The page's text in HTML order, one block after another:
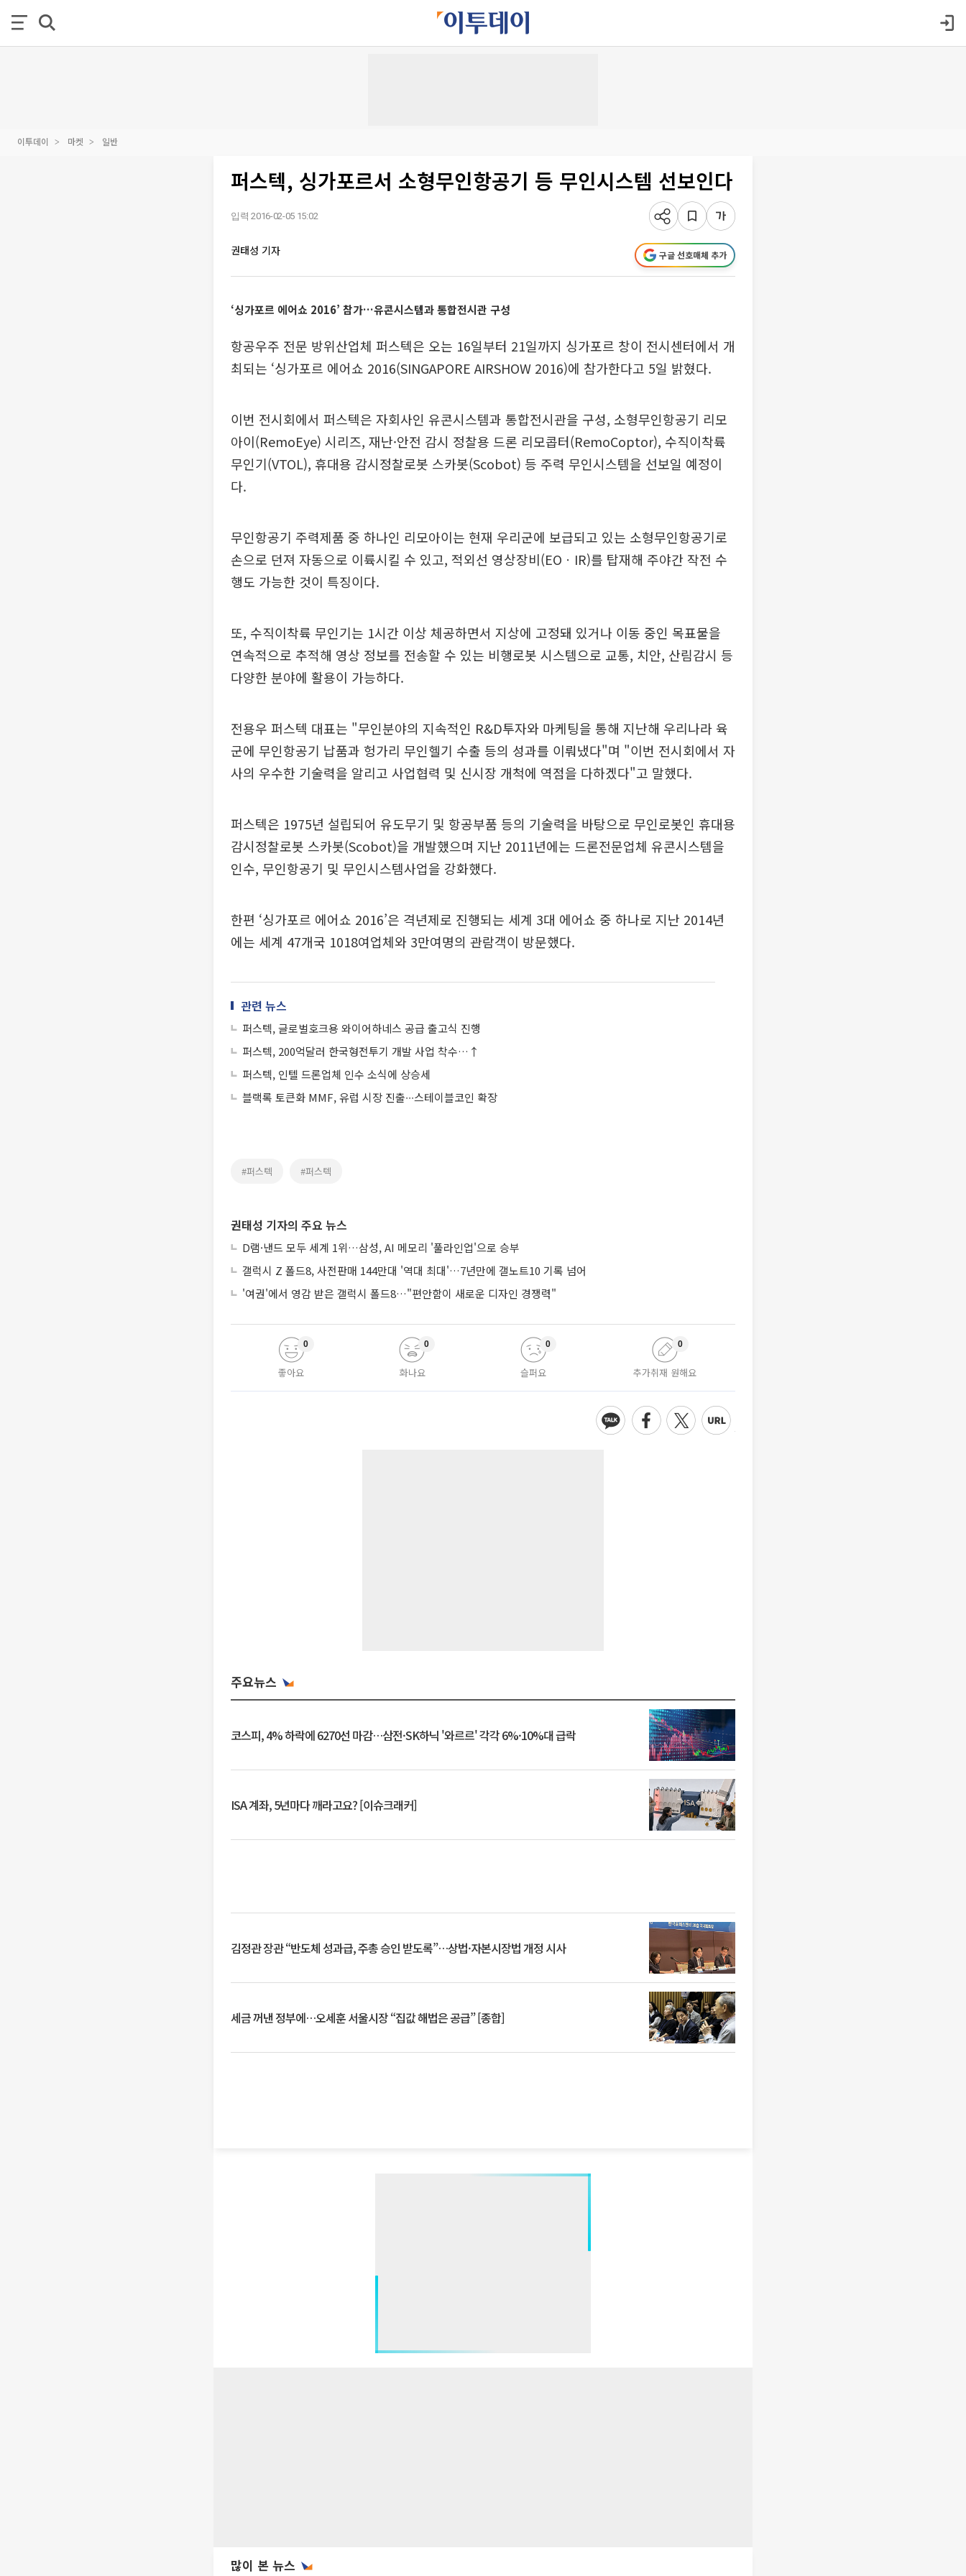
이투데이 마켓 일반
퍼스텍, 싱가포르서 소형무인항공기 등 무인시스템 선보인다
입력 2016-02-05 15:02
권태성 기자 구글 선호매체 추가
‘싱가포르 에어쇼 2016’ 참가…유콘시스템과 통합전시관 구성
항공우주 전문 방위산업체 퍼스텍은 오는 16일부터 21일까지 싱가포르 창이 전시센터에서 개
최되는 ‘싱가포르 에어쇼 2016(SINGAPORE AIRSHOW 2016)에 참가한다고 5일 밝혔다.
이번 전시회에서 퍼스텍은 자회사인 유콘시스템과 통합전시관을 구성, 소형무인항공기 리모
아이(RemoEye) 시리즈, 재난·안전 감시 정찰용 드론 리모콥터(RemoCoptor), 수직이착륙
무인기(VTOL), 휴대용 감시정찰로봇 스카봇(Scobot) 등 주력 무인시스템을 선보일 예정이
다.
무인항공기 주력제품 중 하나인 리모아이는 현재 우리군에 보급되고 있는 소형무인항공기로
손으로 던져 자동으로 이륙시킬 수 있고, 적외선 영상장비(EOㆍIR)를 탑재해 주야간 작전 수
행도 가능한 것이 특징이다.
또, 수직이착륙 무인기는 1시간 이상 체공하면서 지상에 고정돼 있거나 이동 중인 목표물을
연속적으로 추적해 영상 정보를 전송할 수 있는 비행로봇 시스템으로 교통, 치안, 산림감시 등
다양한 분야에 활용이 가능하다.
전용우 퍼스텍 대표는 "무인분야의 지속적인 R&D투자와 마케팅을 통해 지난해 우리나라 육
군에 무인항공기 납품과 헝가리 무인헬기 수출 등의 성과를 이뤄냈다"며 "이번 전시회에서 자
사의 우수한 기술력을 알리고 사업협력 및 신시장 개척에 역점을 다하겠다"고 말했다.
퍼스텍은 1975년 설립되어 유도무기 및 항공부품 등의 기술력을 바탕으로 무인로봇인 휴대용
감시정찰로봇 스카봇(Scobot)을 개발했으며 지난 2011년에는 드론전문업체 유콘시스템을
인수, 무인항공기 및 무인시스템사업을 강화했다.
한편 ‘싱가포르 에어쇼 2016’은 격년제로 진행되는 세계 3대 에어쇼 중 하나로 지난 2014년
에는 세계 47개국 1018여업체와 3만여명의 관람객이 방문했다.
관련 뉴스
퍼스텍, 글로벌호크용 와이어하네스 공급 출고식 진행
퍼스텍, 200억달러 한국형전투기 개발 사업 착수…↑
퍼스텍, 인텔 드론업체 인수 소식에 상승세
블랙록 토큰화 MMF, 유럽 시장 진출∙∙∙스테이블코인 확장
#퍼스텍 #퍼스텍
권태성 기자의 주요 뉴스
D램·낸드 모두 세계 1위…삼성, AI 메모리 '풀라인업'으로 승부
갤럭시 Z 폴드8, 사전판매 144만대 '역대 최대'…7년만에 갤노트10 기록 넘어
'여권'에서 영감 받은 갤럭시 폴드8…"편안함이 새로운 디자인 경쟁력"
좋아요
0
화나요
0
슬퍼요
0
추가취재 원해요
0
주요뉴스
코스피, 4% 하락에 6270선 마감…삼전·SK하닉 '와르르' 각각 6%·10%대 급락
ISA 계좌, 5년마다 깨라고요? [이슈크래커]
김정관 장관 “반도체 성과급, 주총 승인 받도록”…상법·자본시장법 개정 시사
세금 꺼낸 정부에…오세훈 서울시장 “집값 해법은 공급” [종합]
많이 본 뉴스